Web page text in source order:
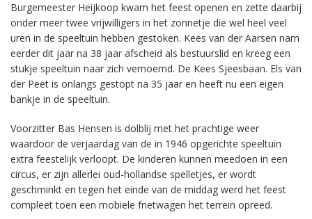
Burgemeester Heijkoop kwam het feest openen en zette daarbij
onder meer twee vrijwilligers in het zonnetje die wel heel veel
uren in de speeltuin hebben gestoken. Kees van der Aarsen nam
eerder dit jaar na 38 jaar afscheid als bestuurslid en kreeg een
stukje speeltuin naar zich vernoemd. De Kees Sjeesbaan. Els van
der Peet is onlangs gestopt na 35 jaar en heeft nu een eigen
bankje in de speeltuin.
Voorzitter Bas Hensen is dolblij met het prachtige weer
waardoor de verjaardag van de in 1946 opgerichte speeltuin
extra feestelijk verloopt. De kinderen kunnen meedoen in een
circus, er zijn allerlei oud-hollandse spelletjes, er wordt
geschminkt en tegen het einde van de middag werd het feest
compleet toen een mobiele frietwagen het terrein opreed.